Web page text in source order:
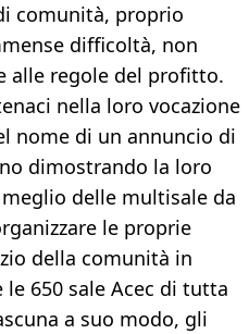
comunità, proprio
difficoltà, non
alle regole del profitto.
nella loro vocazione
nome di un annuncio di
dimostrando la loro
delle multisale da
le proprie
della comunità in
650 sale Acec di tutta
a suo modo, gli